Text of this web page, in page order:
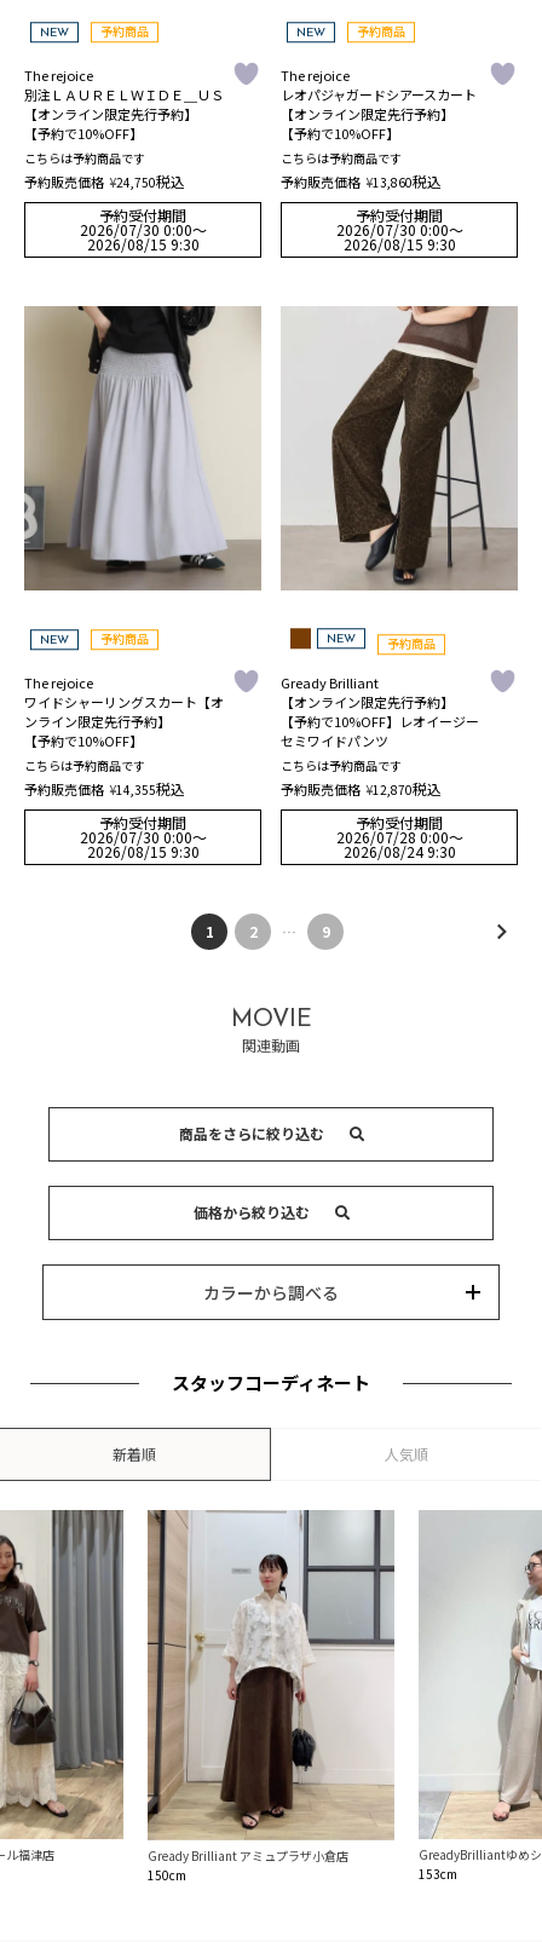
NEW 予約商品
The rejoice
別注ＬＡＵＲＥＬＷＩＤＥ＿ＵＳ
【オンライン限定先行予約】
【予約で10%OFF】
こちらは予約商品です
予約販売価格 ¥24,750税込
予約受付期間
2026/07/30 0:00〜
2026/08/15 9:30
NEW 予約商品
The rejoice
レオパジャガードシアースカート
【オンライン限定先行予約】
【予約で10%OFF】
こちらは予約商品です
予約販売価格 ¥13,860税込
予約受付期間
2026/07/30 0:00〜
2026/08/15 9:30
NEW 予約商品
The rejoice
ワイドシャーリングスカート【オ
ンライン限定先行予約】
【予約で10%OFF】
こちらは予約商品です
予約販売価格 ¥14,355税込
予約受付期間
2026/07/30 0:00〜
2026/08/15 9:30
NEW 予約商品
Gready Brilliant
【オンライン限定先行予約】
【予約で10%OFF】レオイージー
セミワイドパンツ
こちらは予約商品です
予約販売価格 ¥12,870税込
予約受付期間
2026/07/28 0:00〜
2026/08/24 9:30
1 2 … 9
MOVIE
関連動画
商品をさらに絞り込む
ブランド
価格から絞り込む
カラーから調べる
スタッフコーディネート
新着順 人気順
ル福津店
Gready Brilliant アミュプラザ小倉店
150cm
GreadyBrilliantゆめ
153cm